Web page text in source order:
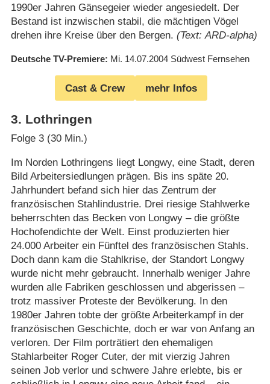
1990er Jahren Gänsegeier wieder angesiedelt. Der
Bestand ist inzwischen stabil, die mächtigen Vögel
drehen ihre Kreise über den Bergen. (Text: ARD-alpha)
Deutsche TV-Premiere Mi. 14.07.2004 Südwest Fernsehen
Cast & Crew mehr Infos
3. Lothringen
Folge 3 (30 Min.)
Im Norden Lothringens liegt Longwy, eine Stadt, deren
Bild Arbeitersiedlungen prägen. Bis ins späte 20.
Jahrhundert befand sich hier das Zentrum der
französischen Stahlindustrie. Drei riesige Stahlwerke
beherrschten das Becken von Longwy – die größte
Hochofendichte der Welt. Einst produzierten hier
24.000 Arbeiter ein Fünftel des französischen Stahls.
Doch dann kam die Stahlkrise, der Standort Longwy
wurde nicht mehr gebraucht. Innerhalb weniger Jahre
wurden alle Fabriken geschlossen und abgerissen –
trotz massiver Proteste der Bevölkerung. In den
1980er Jahren tobte der größte Arbeiterkampf in der
französischen Geschichte, doch er war von Anfang an
verloren. Der Film porträtiert den ehemaligen
Stahlarbeiter Roger Cuter, der mit vierzig Jahren
seinen Job verlor und schwere Jahre erlebte, bis er